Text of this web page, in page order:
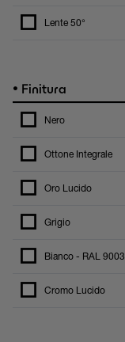
Lente 50°
• Finitura
Nero
Ottone Integrale
Oro Lucido
Grigio
Bianco - RAL 9003
Cromo Lucido